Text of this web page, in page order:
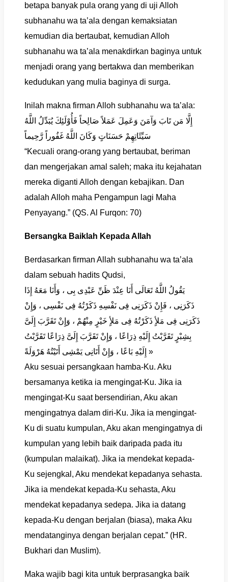
betapa banyak pula orang yang di uji Alloh
subhanahu wa ta’ala dengan kemaksiatan
kemudian dia bertaubat, kemudian Alloh
subhanahu wa ta’ala menakdirkan baginya untuk
menjadi orang yang bertakwa dan memberikan
kedudukan yang mulia baginya di surga.
Inilah makna firman Alloh subhanahu wa ta’ala:
إِلَّا مَن تَابَ وَآمَنَ وَعَمِلَ عَمَلاً صَالِحاً فَأُوْلَئِكَ يُبَدِّلُ اللَّهُ
سَيِّئَاتِهِمْ حَسَنَاتٍ وَكَانَ اللَّهُ غَفُوراً رَّحِيماً
“Kecuali orang-orang yang bertaubat, beriman
dan mengerjakan amal saleh; maka itu kejahatan
mereka diganti Alloh dengan kebajikan. Dan
adalah Alloh maha Pengampun lagi Maha
Penyayang.” (QS. Al Furqon: 70)
Bersangka Baiklah Kepada Allah
Berdasarkan firman Allah subhanahu wa ta’ala
dalam sebuah hadits Qudsi,
يَقُولُ اللَّهُ تَعَالَى أَنَا عِنْدَ ظَنِّ عَبْدِى بِى ، وَأَنَا مَعَهُ إِذَا
ذَكَرَنِى ، فَإِنْ ذَكَرَنِى فِى نَفْسِهِ ذَكَرْتُهُ فِى نَفْسِى ، وَإِنْ
ذَكَرَنِى فِى مَلأٍ ذَكَرْتُهُ فِى مَلأٍ خَيْرٍ مِنْهُمْ ، وَإِنْ تَقَرَّبَ إِلَىَّ
بِشِبْرٍ تَقَرَّبْتُ إِلَيْهِ ذِرَاعًا ، وَإِنْ تَقَرَّبَ إِلَىَّ ذِرَاعًا تَقَرَّبْتُ
إِلَيْهِ بَاعًا ، وَإِنْ أَتَانِى يَمْشِى أَتَيْتُهُ هَرْوَلَةً »
Aku sesuai persangkaan hamba-Ku. Aku
bersamanya ketika ia mengingat-Ku. Jika ia
mengingat-Ku saat bersendirian, Aku akan
mengingatnya dalam diri-Ku. Jika ia mengingat-
Ku di suatu kumpulan, Aku akan mengingatnya di
kumpulan yang lebih baik daripada pada itu
(kumpulan malaikat). Jika ia mendekat kepada-
Ku sejengkal, Aku mendekat kepadanya sehasta.
Jika ia mendekat kepada-Ku sehasta, Aku
mendekat kepadanya sedepa. Jika ia datang
kepada-Ku dengan berjalan (biasa), maka Aku
mendatanginya dengan berjalan cepat.” (HR.
Bukhari dan Muslim).
Maka wajib bagi kita untuk berprasangka baik